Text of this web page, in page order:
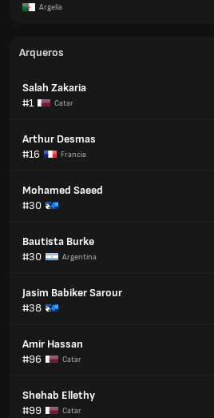
Argelia
Arqueros
Salah Zakaria
#1
Catar
Arthur Desmas
#16
Francia
Mohamed Saeed
#30
Bautista Burke
#30
Argentina
Jasim Babiker Sarour
#38
Amir Hassan
#96
Catar
Shehab Ellethy
#99
Catar